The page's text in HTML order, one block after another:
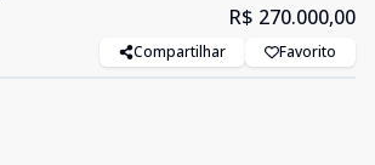
R$ 270.000,00
Compartilhar Favorito